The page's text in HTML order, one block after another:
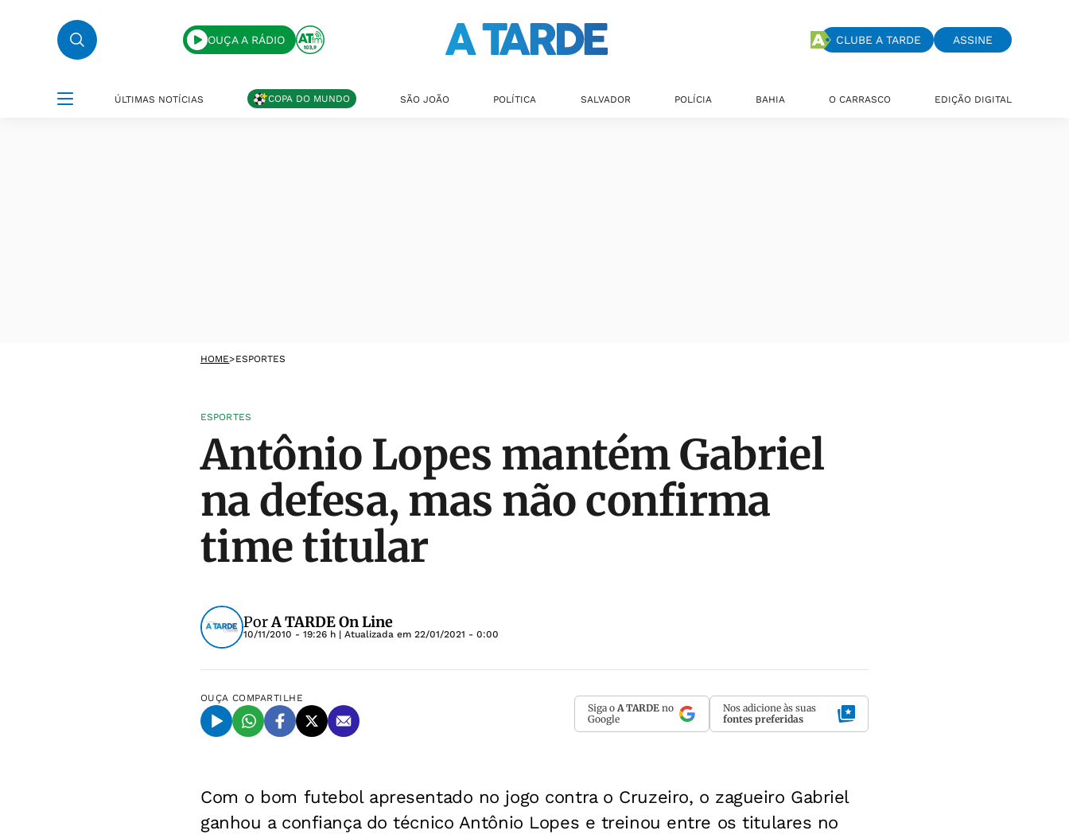
OUÇA A RÁDIO CLUBE A TARDE ASSINE
ÚLTIMAS NOTÍCIAS COPA DO MUNDO SÃO JOÃO POLÍTICA SALVADOR POLÍCIA BAHIA O CARRASCO EDIÇÃO DIGITAL
HOME>ESPORTES
ESPORTES
Antônio Lopes mantém Gabriel
na defesa, mas não confirma
time titular
PorA TARDE On Line
10/11/2010 - 19:26 h | Atualizada em 22/01/2021 - 0:00
OUÇA COMPARTILHE
Siga o A TARDE no
Google
Nos adicione às suas
fontes preferidas
Com o bom futebol apresentado no jogo contra o Cruzeiro, o zagueiro Gabriel
ganhou a confiança do técnico Antônio Lopes e treinou entre os titulares no